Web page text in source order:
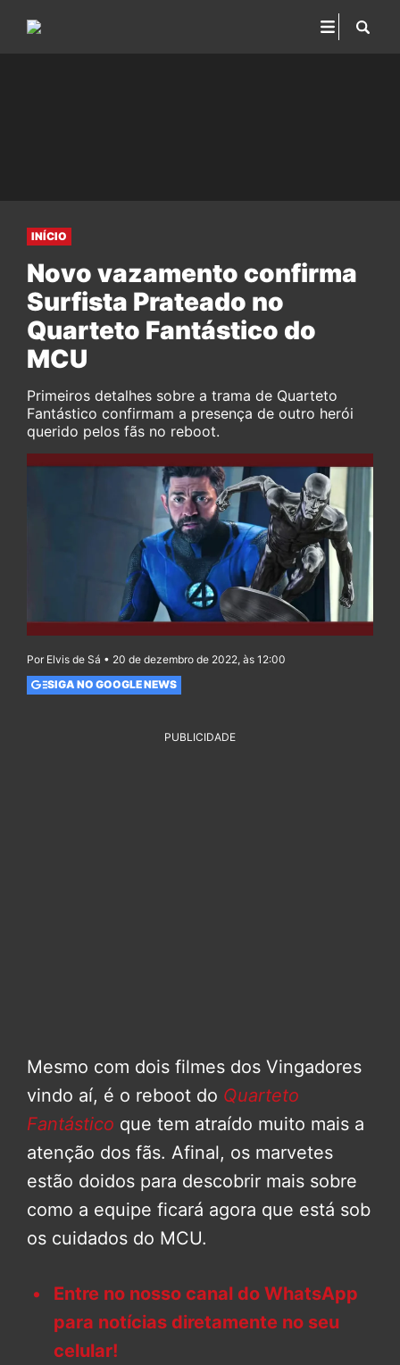
INÍCIO
Novo vazamento confirma
Surfista Prateado no
Quarteto Fantástico do
MCU
Primeiros detalhes sobre a trama de Quarteto
Fantástico confirmam a presença de outro herói
querido pelos fãs no reboot.
Por Elvis de Sá • 20 de dezembro de 2022, às 12:00
SIGA NO GOOGLE NEWS
PUBLICIDADE
Mesmo com dois filmes dos Vingadores
vindo aí, é o reboot do Quarteto
Fantástico que tem atraído muito mais a
atenção dos fãs. Afinal, os marvetes
estão doidos para descobrir mais sobre
como a equipe ficará agora que está sob
os cuidados do MCU.
Entre no nosso canal do WhatsApp
para notícias diretamente no seu
celular!